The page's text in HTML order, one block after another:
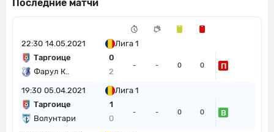
Последние матчи
22:30 14.05.2021
Лига 1
Таргоице
0
Фарул К..
2
- - 0 0 П
19:30 05.04.2021
Лига 1
Таргоице
1
Волунтари
0
- - 0 0 В